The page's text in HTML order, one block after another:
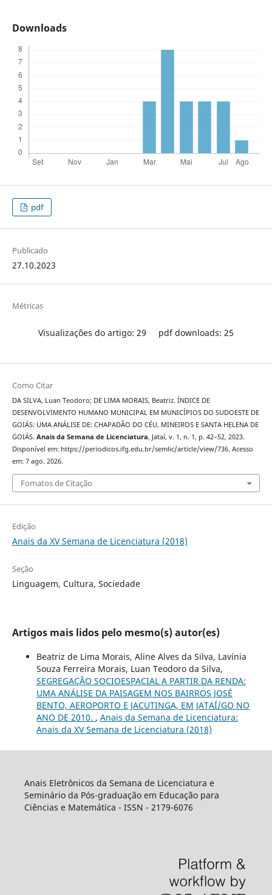
Downloads
pdf
Publicado
27.10.2023
Métricas
Visualizações do artigo: 29 pdf downloads: 25
Como Citar
DA SILVA, Luan Teodoro; DE LIMA MORAIS, Beatriz. ÍNDICE DE
DESENVOLVIMENTO HUMANO MUNICIPAL EM MUNICÍPIOS DO SUDOESTE DE
GOIÁS: UMA ANÁLISE DE: CHAPADÃO DO CÉU, MINEIROS E SANTA HELENA DE
GOIÁS. Anais da Semana de Licenciatura, Jataí, v. 1, n. 1, p. 42–52, 2023.
Disponível em: https://periodicos.ifg.edu.br/semlic/article/view/736. Acesso
em: 7 ago. 2026.
Fomatos de Citação
Edição
Anais da XV Semana de Licenciatura (2018)
Seção
Linguagem, Cultura, Sociedade
Artigos mais lidos pelo mesmo(s) autor(es)
Beatriz de Lima Morais, Aline Alves da Silva, Lavínia
Souza Ferreira Morais, Luan Teodoro da Silva,
SEGREGAÇÃO SOCIOESPACIAL A PARTIR DA RENDA:
UMA ANÁLISE DA PAISAGEM NOS BAIRROS JOSÉ
BENTO, AEROPORTO E JACUTINGA, EM JATAÍ/GO NO
ANO DE 2010. , Anais da Semana de Licenciatura:
Anais da XV Semana de Licenciatura (2018)
Anais Eletrônicos da Semana de Licenciatura e
Seminário da Pós-graduação em Educação para
Ciências e Matemática - ISSN - 2179-6076